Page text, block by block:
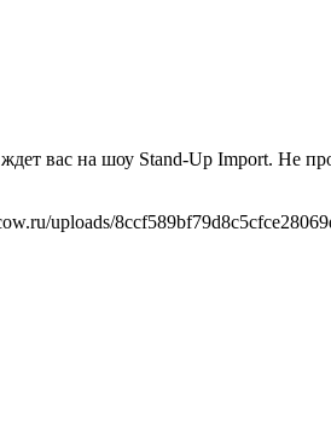
вас на шоу Stand-Up Import. Не
uploads/